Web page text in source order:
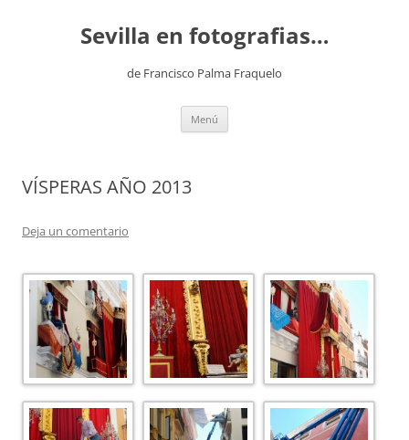
contenidoSevilla en fotografias…
de Francisco Palma Fraquelo
Menú
VÍSPERAS AÑO 2013
Deja un comentario